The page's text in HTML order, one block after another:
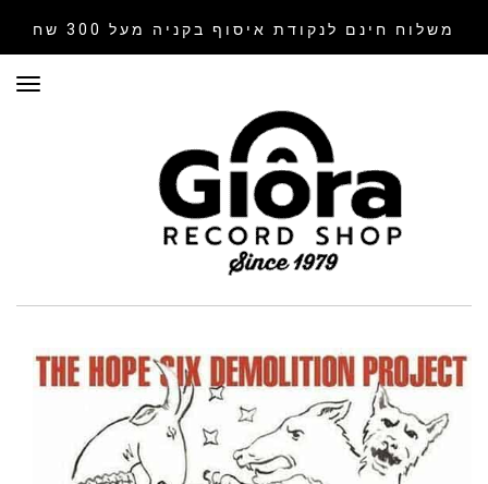
משלוח חינם לנקודת איסוף בקניה מעל 300 שח